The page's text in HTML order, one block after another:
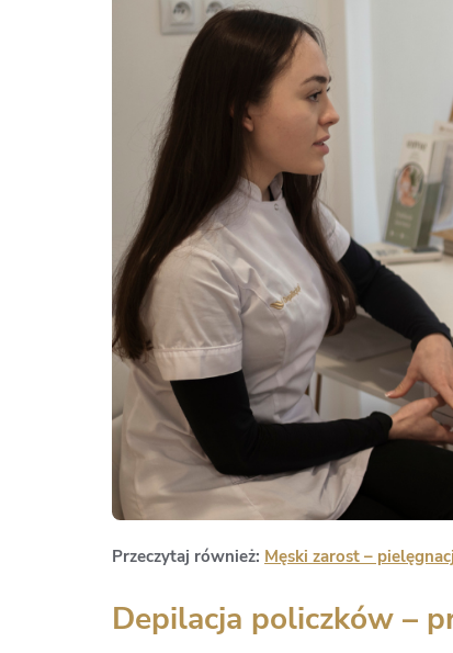
Przeczytaj również: Męski zarost –
Depilacja policzków –